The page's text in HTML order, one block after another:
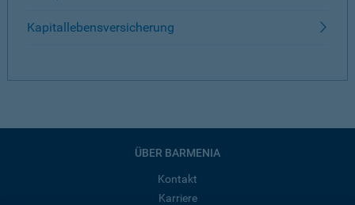
Kapitallebensversicherung
ÜBER BARMENIA
Kontakt
Karriere